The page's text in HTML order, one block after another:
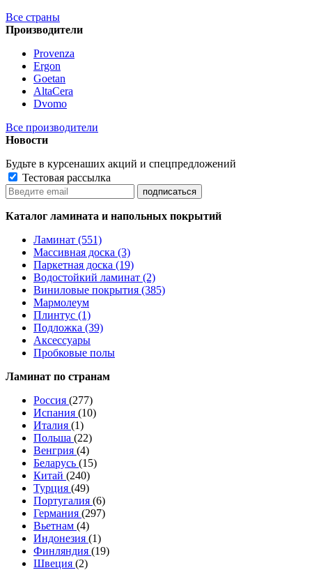
Все страны
Производители
Provenza
Ergon
Goetan
AltaСera
Dvomo
Все производители
Новости
Будьте в курсенаших акций и спецпредложений
Тестовая рассылка
Каталог ламината и напольных покрытий
Ламинат (551)
Массивная доска (3)
Паркетная доска (19)
Водостойкий ламинат (2)
Виниловые покрытия (385)
Мармолеум
Плинтус (1)
Подложка (39)
Аксессуары
Пробковые полы
Ламинат по странам
Россия (277)
Испания (10)
Италия (1)
Польша (22)
Венгрия (4)
Беларусь (15)
Китай (240)
Турция (49)
Португалия (6)
Германия (297)
Вьетнам (4)
Индонезия (1)
Финляндия (19)
Швеция (2)